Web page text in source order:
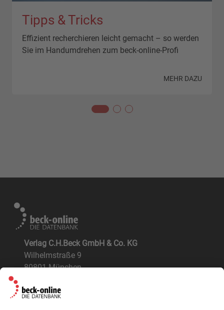
Tipps & Tricks
Effizient recherchieren leicht gemacht – so werden
Sie im Handumdrehen zum beck-online-Profi
MEHR DAZU
Verlag C.H.Beck GmbH & Co. KG
Wilhelmstraße 9
80801 München
Der Verlag